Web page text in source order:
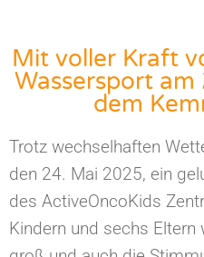
Mit voller Kraft
Wassersport
dem
Trotz wechselhaften
den 24. Mai 2025, ein
des ActiveOncoKids
Kindern und sechs Eltern